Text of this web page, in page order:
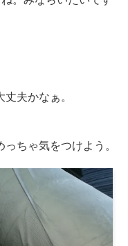
夫かなぁ。
ちゃ気をつけよう。